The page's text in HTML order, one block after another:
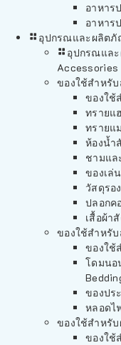
อาหาร
อาหาร
อุปกรณและผลิตภั
อุปกรณแล
Accessories
ของใช้สำหรับ
ของใช้
ทรายแ
ทรายแ
ห้องน้ำ
ชามแล
ของเล่
วัสดุรอ
ปลอกค
เสื้อผ้า
ของใช้สำหรับ
ของใช้
โดมนอ
ของปร
หลอดไ
ของใช้สำหรับ
ของใช้